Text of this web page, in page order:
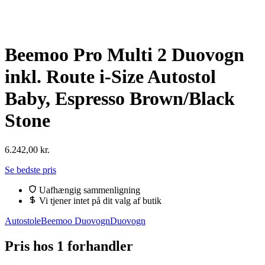
Beemoo Pro Multi 2 Duovogn
inkl. Route i-Size Autostol
Baby, Espresso Brown/Black
Stone
6.242,00 kr.
Se bedste pris
Uafhængig sammenligning
Vi tjener intet på dit valg af butik
AutostoleBeemoo DuovognDuovogn
Pris hos 1 forhandler